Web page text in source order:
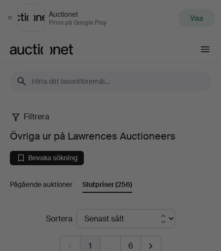
Stäng
Auctionet
Finns på Google Play Visa
Övriga
ur
på
Lawrences
Auctioneers
Filtrera
Övriga ur på Lawrences Auctioneers
Bevaka sökning
Pågående auktioner Slutpriser(256)
SlutpriserSortera
1 … 6